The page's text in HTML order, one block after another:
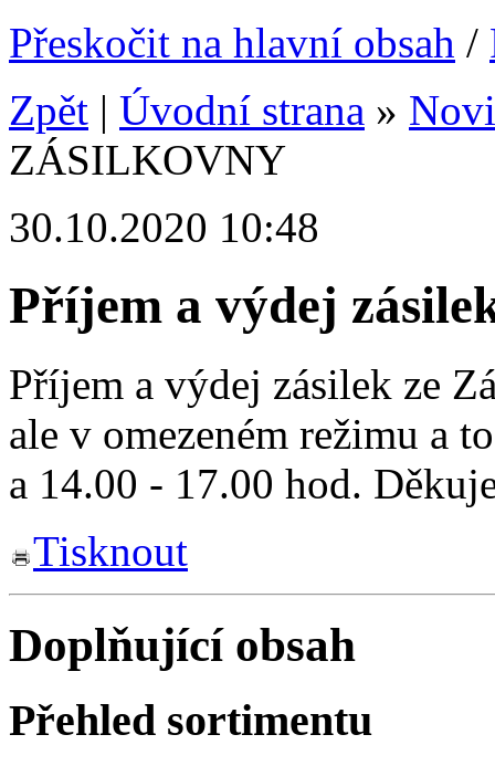
Přeskočit na hlavní obsah /
Zpět | Úvodní strana »
ZÁSILKOVNY
30.10.2020 10:48
Příjem a výdej
Příjem a výdej zásilek ze
ale v omezeném režimu a
a 14.00 - 17.00 hod.
Tisknout
Doplňující obsah
Přehled sortimentu